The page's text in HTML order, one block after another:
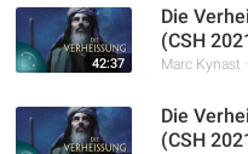
42:37
Die
(CSH
Marc Kynast
Die
(CSH